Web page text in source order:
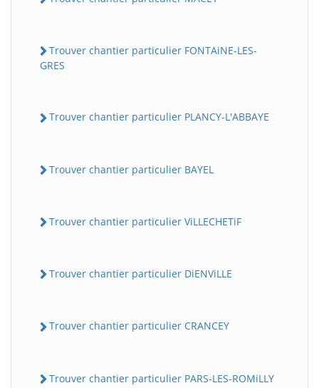
Trouver chantier particulier FONTAiNE-LES-
GRES
Trouver chantier particulier PLANCY-L'ABBAYE
Trouver chantier particulier BAYEL
Trouver chantier particulier ViLLECHETiF
Trouver chantier particulier DiENViLLE
Trouver chantier particulier CRANCEY
Trouver chantier particulier PARS-LES-ROMiLLY